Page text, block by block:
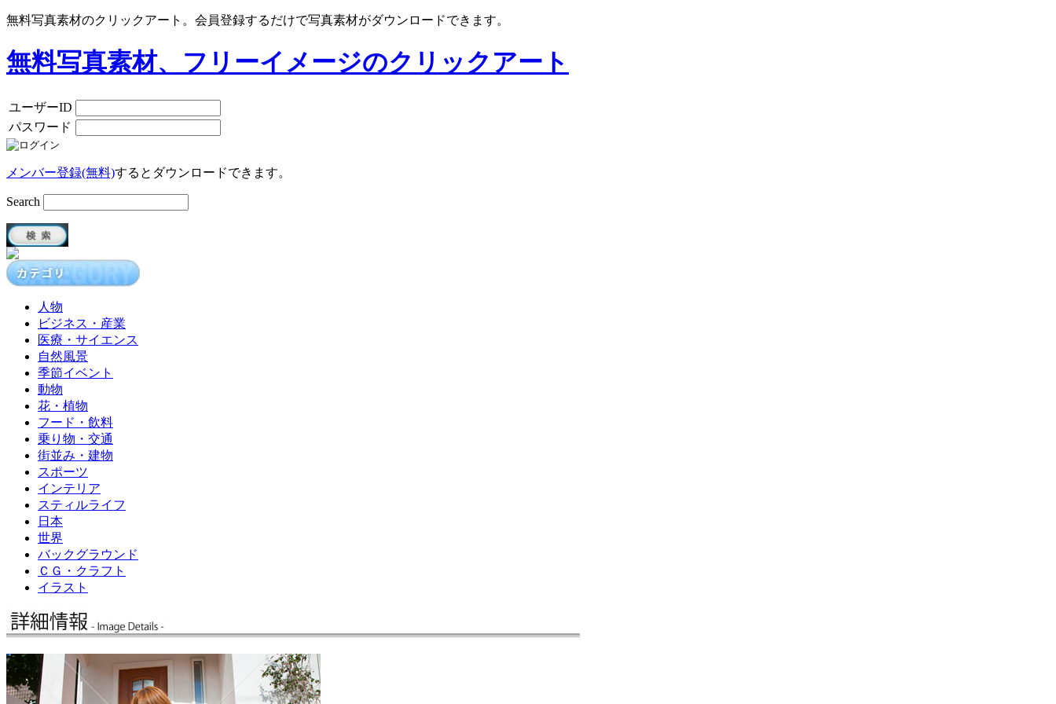
無料写真素材のクリックアート。会員登録するだけで写真素材がダウンロードできます。
無料写真素材、フリーイメージのクリックアート
ユーザーID
パスワード
メンバー登録(無料)するとダウンロードできます。
Search
人物
ビジネス・産業
医療・サイエンス
自然風景
季節イベント
動物
花・植物
フード・飲料
乗り物・交通
街並み・建物
スポーツ
インテリア
スティルライフ
日本
世界
バックグラウンド
ＣＧ・クラフト
イラスト